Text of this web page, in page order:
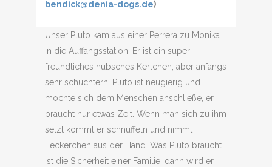
bendick@denia-dogs.de)
Unser Pluto kam aus einer Perrera zu Monika
in die Auffangsstation. Er ist ein super
freundliches hübsches Kerlchen, aber anfangs
sehr schüchtern. Pluto ist neugierig und
möchte sich dem Menschen anschließe, er
braucht nur etwas Zeit. Wenn man sich zu ihm
setzt kommt er schnüffeln und nimmt
Leckerchen aus der Hand. Was Pluto braucht
ist die Sicherheit einer Familie, dann wird er